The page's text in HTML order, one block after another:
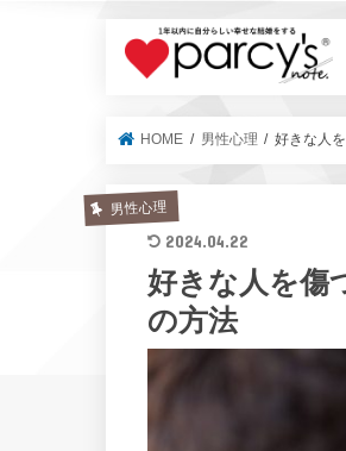
HOME 男性心理 好きな人
男性心理
2024.04.22
好きな人を傷
の方法